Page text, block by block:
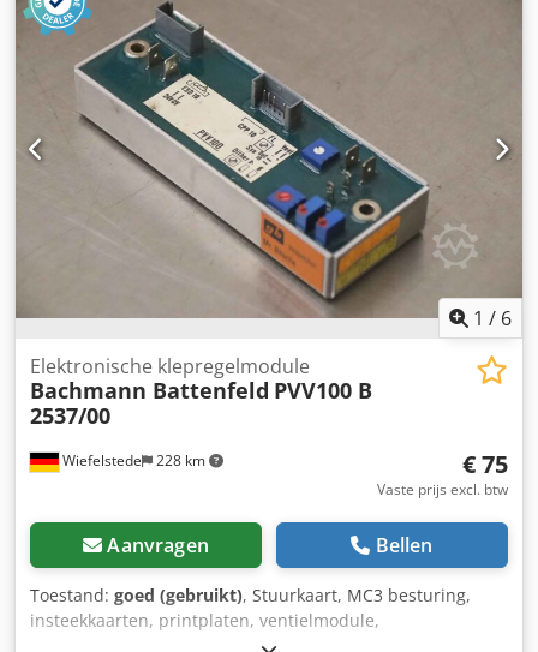
D121-014-A004 -Totale afmetingen: 270/115/H60 mm -
Gewicht: 1,1 kg
1 / 6
Wiefelstede 228 km
Elektronische klepregelmodule
Bachmann Battenfeld PVV100 B
2537/00
€ 75
Vaste prijs excl. btw
Aanvragen Bellen
Toestand: goed (gebruikt), Stuurkaart, MC3 besturing,
insteekkaarten, printplaten, ventielmodule,
ventielversterker, printkaart, ventielversterker,